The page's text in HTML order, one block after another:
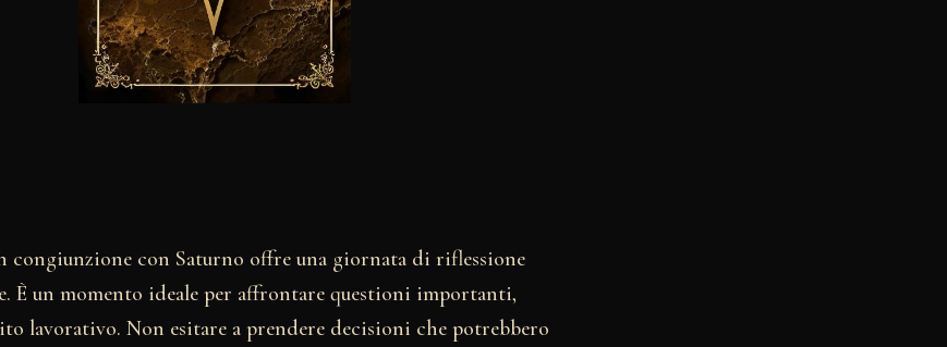
congiunzione con Saturno offre una giornata di riflessione
È un momento ideale per affrontare questioni importanti,
lavorativo. Non esitare a prendere decisioni che potrebbero